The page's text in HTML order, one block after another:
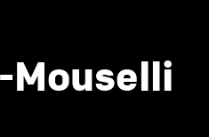
Mouselli